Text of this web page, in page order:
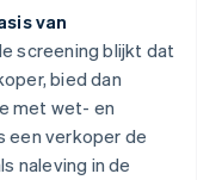
van
screening blijkt dat
bied dan
met wet- en
een verkoper de
naleving in de